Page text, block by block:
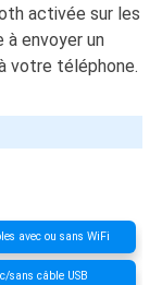
activée sur les
envoyer un
votre téléphone.
avec ou sans WiFi
sans câble USB